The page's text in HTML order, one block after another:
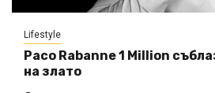
Lifestyle
Paco Rabanne 1 Million
на злато